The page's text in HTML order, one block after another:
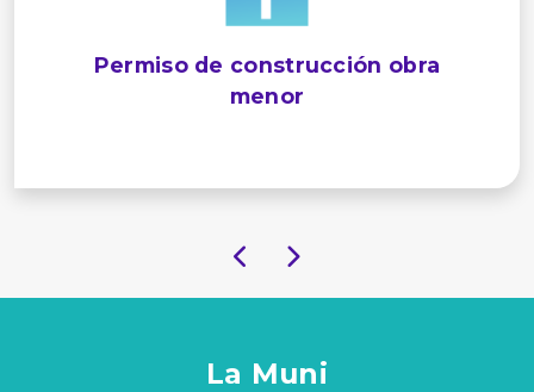
Permiso de construcción obra
menor
La Muni